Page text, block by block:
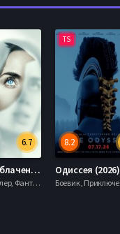
6.7
День разоблачения (2026)
Драма, Триллер, Фантастика,
TS
8.2
Одиссея (2026)